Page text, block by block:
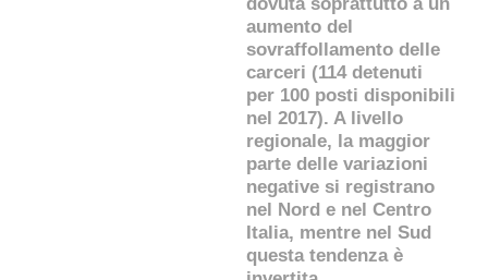
aumento del
sovraffollamento delle
carceri (114 detenuti
per 100 posti disponibili
nel 2017). A livello
regionale, la maggior
parte delle variazioni
negative si registrano
nel Nord e nel Centro
Italia, mentre nel Sud
questa tendenza è